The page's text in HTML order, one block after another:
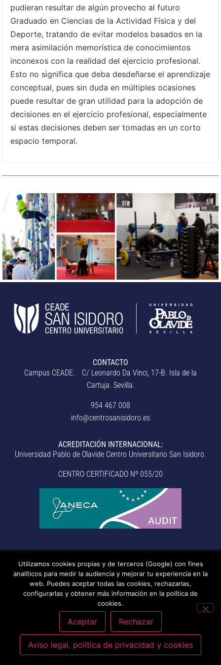
pudieran resultar de algún provecho al futuro
Graduado en Ciencias de la Actividad Física y del
Deporte, tratando de evitar modelos basados en la
mera asimilación memorística de conocimientos
inconexos con la realidad del ejercicio profesional.
Esto no significa que deba desdeñarse el aprendizaje
conceptual, pues sin duda en múltiples ocasiones
puede resultar de gran utilidad para la adopción de
decisiones en el ejercicio profesional, especialmente
si estas decisiones deben ser tomadas en un corto
espacio temporal.
CONTACTO
Campus CEADE. C/ Leonardo Da Vinci, 17-B. Isla de la
Cartuja. Sevilla.
954 467 008
info@centrosanisidoro.es
ACREDITACIÓN INTERNACIONAL:
Universidad Pablo de Olavide Centro Universitario San Isidoro.
CENTRO CERTIFICADO Nº 055/20
© Centro Universitario San Isidoro (Sevilla), adscrito a la
Universidad Pablo de Olavide de Sevilla.– Aviso legal, política de
privacidad, uso de cookies, medidas de seguridad, código de
– Sistema interno de información –
Última
actualización: 20/07/2026
Utilizamos cookies propias y de terceros (Google) con fines
analíticos para medir la audiencia y mejorar tu experiencia en la
web. Puedes aceptar todas las cookies, rechazarlas,
configurarlas y obtener más información en la política de
cookies.
Aceptar Rechazar
Aviso legal, política de privacidad y cookies